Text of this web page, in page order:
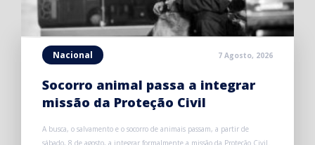
Nacional 7 Agosto, 2026
Socorro animal passa a integrar
missão da Proteção Civil
A busca, o salvamento e o socorro de animais passam, a partir de
sábado, 8 de agosto, a integrar formalmente a missão da Proteção Civil.